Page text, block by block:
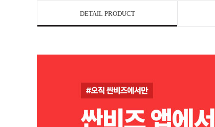
DETAIL PRODUCT